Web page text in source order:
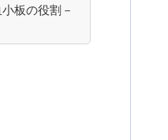
板の役割－